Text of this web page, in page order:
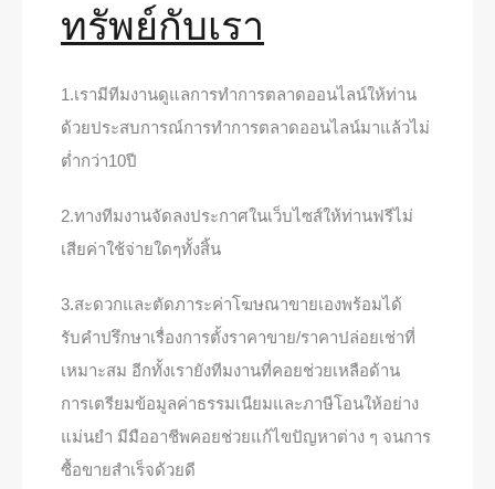
ทรัพย์กับเรา
1.เรามีทีมงานดูแลการทำการตลาดออนไลน์ให้ท่าน
ด้วยประสบการณ์การทำการตลาดออนไลน์มาแล้วไม่
ต่ำกว่า10ปี
2.ทางทีมงานจัดลงประกาศในเว็บไซส์ให้ท่านฟรีไม่
เสียค่าใช้จ่ายใดๆทั้งสิ้น
3.สะดวกและตัดภาระค่าโฆษณาขายเองพร้อมได้
รับคำปรึกษาเรื่องการตั้งราคาขาย/ราคาปล่อยเช่าที่
เหมาะสม อีกทั้งเรายังทีมงานที่คอยช่วยเหลือด้าน
การเตรียมข้อมูลค่าธรรมเนียมและภาษีโอนให้อย่าง
แม่นยำ มีมืออาชีพคอยช่วยแก้ไขปัญหาต่าง ๆ จนการ
ซื้อขายสำเร็จด้วยดี